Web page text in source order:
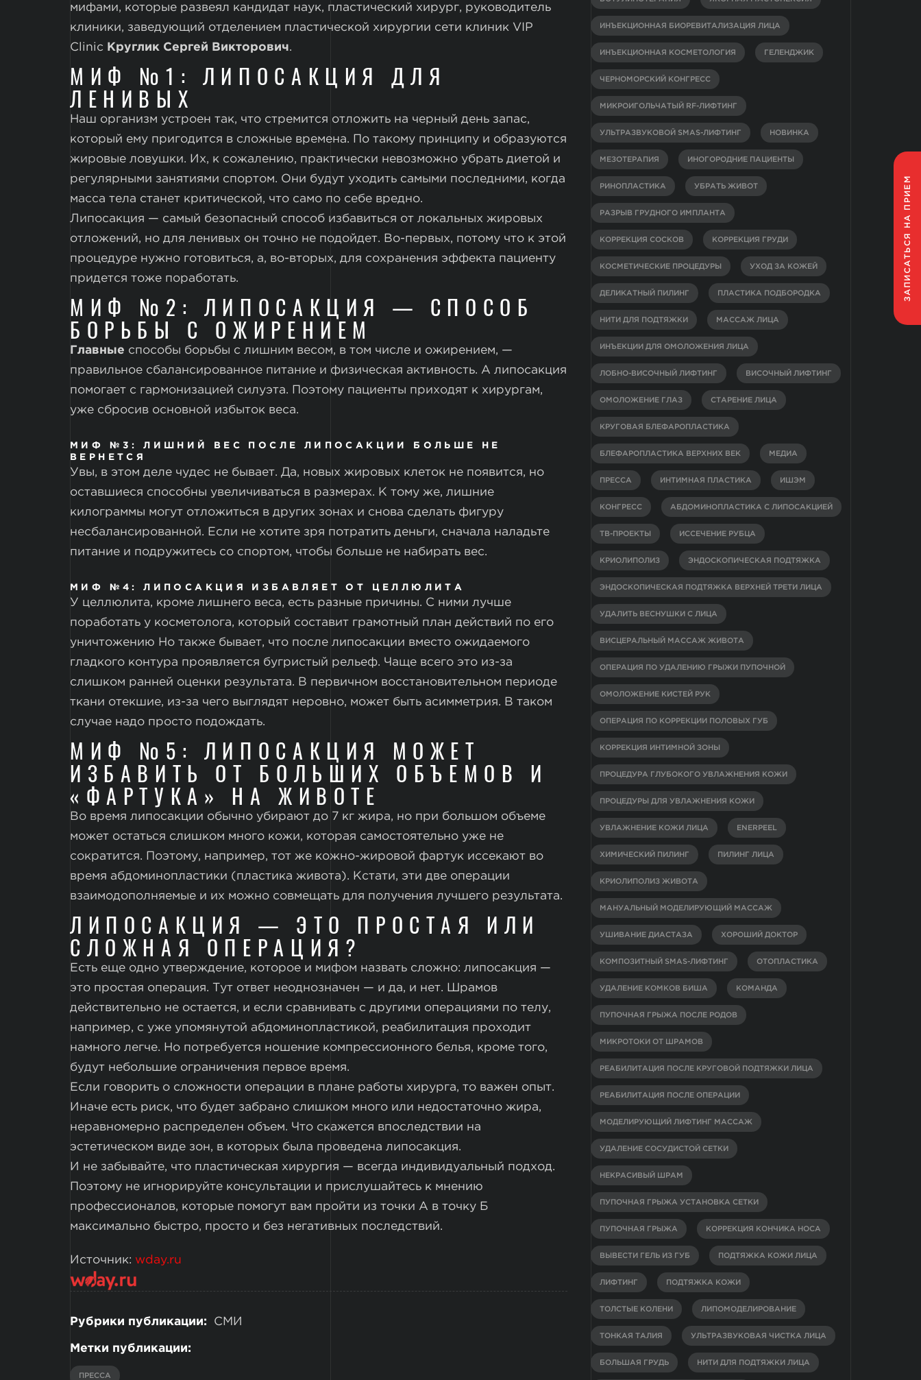
ЗАПИСАТЬСЯ
НА ПРИЕМ
мифами, которые развеял кандидат наук, пластический хирург, руководитель
клиники, заведующий отделением пластической хирургии сети клиник VIP
Clinic
Круглик Сергей Викторович.
МИФ №1: ЛИПОСАКЦИЯ ДЛЯ
ЛЕНИВЫХ
Наш организм устроен так, что стремится отложить на черный день запас,
который ему пригодится в сложные времена. По такому принципу и образуются
жировые ловушки. Их, к сожалению, практически невозможно убрать диетой и
регулярными занятиями спортом. Они будут уходить самыми последними, когда
масса тела станет критической, что само по себе вредно.
Липосакция — самый безопасный способ избавиться от локальных жировых
отложений, но для ленивых он точно не подойдет. Во-первых, потому что к этой
процедуре нужно готовиться, а, во-вторых, для сохранения эффекта пациенту
придется тоже поработать.
МИФ №2: ЛИПОСАКЦИЯ — СПОСОБ
БОРЬБЫ С ОЖИРЕНИЕМ
Главные способы борьбы с лишним весом, в том числе и ожирением, —
правильное сбалансированное питание и физическая активность. А липосакция
помогает с гармонизацией силуэта. Поэтому пациенты приходят к хирургам,
уже сбросив основной избыток веса.
МИФ №3: ЛИШНИЙ ВЕС ПОСЛЕ ЛИПОСАКЦИИ БОЛЬШЕ НЕ
ВЕРНЕТСЯ
Увы, в этом деле чудес не бывает. Да, новых жировых клеток не появится, но
оставшиеся способны увеличиваться в размерах. К тому же, лишние
килограммы могут отложиться в других зонах и снова сделать фигуру
несбалансированной. Если не хотите зря потратить деньги, сначала наладьте
питание и подружитесь со спортом, чтобы больше не набирать вес.
МИФ №4: ЛИПОСАКЦИЯ ИЗБАВЛЯЕТ ОТ ЦЕЛЛЮЛИТА
У целлюлита, кроме лишнего веса, есть разные причины. С ними лучше
поработать у косметолога, который составит грамотный план действий по его
уничтожению Но также бывает, что после липосакции вместо ожидаемого
гладкого контура проявляется бугристый рельеф. Чаще всего это из-за
слишком ранней оценки результата. В первичном восстановительном периоде
ткани отекшие, из-за чего выглядят неровно, может быть асимметрия. В таком
случае надо просто подождать.
МИФ №5: ЛИПОСАКЦИЯ МОЖЕТ
ИЗБАВИТЬ ОТ БОЛЬШИХ ОБЪЕМОВ И
«ФАРТУКА» НА ЖИВОТЕ
Во время липосакции обычно убирают до 7 кг жира, но при большом объеме
может остаться слишком много кожи, которая самостоятельно уже не
сократится. Поэтому, например, тот же кожно-жировой фартук иссекают во
время абдоминопластики (пластика живота). Кстати, эти две операции
взаимодополняемые и их можно совмещать для получения лучшего результата.
ЛИПОСАКЦИЯ — ЭТО ПРОСТАЯ ИЛИ
СЛОЖНАЯ ОПЕРАЦИЯ?
Есть еще одно утверждение, которое и мифом назвать сложно: липосакция —
это простая операция. Тут ответ неоднозначен — и да, и нет. Шрамов
действительно не остается, и если сравнивать с другими операциями по телу,
например, с уже упомянутой абдоминопластикой, реабилитация проходит
намного легче. Но потребуется ношение компрессионного белья, кроме того,
будут небольшие ограничения первое время.
Если говорить о сложности операции в плане работы хирурга, то важен опыт.
Иначе есть риск, что будет забрано слишком много или недостаточно жира,
неравномерно распределен объем. Что скажется впоследствии на
эстетическом виде зон, в которых была проведена липосакция.
И не забывайте, что пластическая хирургия — всегда индивидуальный подход.
Поэтому не игнорируйте консультации и прислушайтесь к мнению
профессионалов, которые помогут вам пройти из точки А в точку Б
максимально быстро, просто и без негативных последствий.
Источник: wday.ru
Рубрики публикации: СМИ
Метки публикации:
ПРЕССА
ИНЪЕКЦИОННАЯ БИОРЕВИТАЛИЗАЦИЯ ЛИЦА
ИНЪЕКЦИОННАЯ КОСМЕТОЛОГИЯ ГЕЛЕНДЖИК
ЧЕРНОМОРСКИЙ КОНГРЕСС
МИКРОИГОЛЬЧАТЫЙ RF-ЛИФТИНГ
УЛЬТРАЗВУКОВОЙ SMAS-ЛИФТИНГ НОВИНКА
МЕЗОТЕРАПИЯ ИНОГОРОДНИЕ ПАЦИЕНТЫ
РИНОПЛАСТИКА УБРАТЬ ЖИВОТ
РАЗРЫВ ГРУДНОГО ИМПЛАНТА
КОРРЕКЦИЯ СОСКОВ КОРРЕКЦИЯ ГРУДИ
КОСМЕТИЧЕСКИЕ ПРОЦЕДУРЫ УХОД ЗА КОЖЕЙ
ДЕЛИКАТНЫЙ ПИЛИНГ ПЛАСТИКА ПОДБОРОДКА
НИТИ ДЛЯ ПОДТЯЖКИ МАССАЖ ЛИЦА
ИНЪЕКЦИИ ДЛЯ ОМОЛОЖЕНИЯ ЛИЦА
ЛОБНО-ВИСОЧНЫЙ ЛИФТИНГ ВИСОЧНЫЙ ЛИФТИНГ
ОМОЛОЖЕНИЕ ГЛАЗ СТАРЕНИЕ ЛИЦА
КРУГОВАЯ БЛЕФАРОПЛАСТИКА
БЛЕФАРОПЛАСТИКА ВЕРХНИХ ВЕК МЕДИА
ПРЕССА ИНТИМНАЯ ПЛАСТИКА ИШЭМ
КОНГРЕСС АБДОМИНОПЛАСТИКА С ЛИПОСАКЦИЕЙ
ТВ-ПРОЕКТЫ ИССЕЧЕНИЕ РУБЦА
КРИОЛИПОЛИЗ ЭНДОСКОПИЧЕСКАЯ ПОДТЯЖКА
ЭНДОСКОПИЧЕСКАЯ ПОДТЯЖКА ВЕРХНЕЙ ТРЕТИ ЛИЦА
УДАЛИТЬ ВЕСНУШКИ С ЛИЦА
ВИСЦЕРАЛЬНЫЙ МАССАЖ ЖИВОТА
ОПЕРАЦИЯ ПО УДАЛЕНИЮ ГРЫЖИ ПУПОЧНОЙ
ОМОЛОЖЕНИЕ КИСТЕЙ РУК
ОПЕРАЦИЯ ПО КОРРЕКЦИИ ПОЛОВЫХ ГУБ
КОРРЕКЦИЯ ИНТИМНОЙ ЗОНЫ
ПРОЦЕДУРА ГЛУБОКОГО УВЛАЖНЕНИЯ КОЖИ
ПРОЦЕДУРЫ ДЛЯ УВЛАЖНЕНИЯ КОЖИ
УВЛАЖНЕНИЕ КОЖИ ЛИЦА ENERPEEL
ХИМИЧЕСКИЙ ПИЛИНГ ПИЛИНГ ЛИЦА
КРИОЛИПОЛИЗ ЖИВОТА
МАНУАЛЬНЫЙ МОДЕЛИРУЮЩИЙ МАССАЖ
УШИВАНИЕ ДИАСТАЗА ХОРОШИЙ ДОКТОР
КОМПОЗИТНЫЙ SMAS-ЛИФТИНГ ОТОПЛАСТИКА
УДАЛЕНИЕ КОМКОВ БИША КОМАНДА
ПУПОЧНАЯ ГРЫЖА ПОСЛЕ РОДОВ
МИКРОТОКИ ОТ ШРАМОВ
РЕАБИЛИТАЦИЯ ПОСЛЕ КРУГОВОЙ ПОДТЯЖКИ ЛИЦА
РЕАБИЛИТАЦИЯ ПОСЛЕ ОПЕРАЦИИ
МОДЕЛИРУЮЩИЙ ЛИФТИНГ МАССАЖ
УДАЛЕНИЕ СОСУДИСТОЙ СЕТКИ
НЕКРАСИВЫЙ ШРАМ
ПУПОЧНАЯ ГРЫЖА УСТАНОВКА СЕТКИ
ПУПОЧНАЯ ГРЫЖА КОРРЕКЦИЯ КОНЧИКА НОСА
ВЫВЕСТИ ГЕЛЬ ИЗ ГУБ ПОДТЯЖКА КОЖИ ЛИЦА
ЛИФТИНГ ПОДТЯЖКА КОЖИ
ТОЛСТЫЕ КОЛЕНИ ЛИПОМОДЕЛИРОВАНИЕ
ТОНКАЯ ТАЛИЯ УЛЬТРАЗВУКОВАЯ ЧИСТКА ЛИЦА
БОЛЬШАЯ ГРУДЬ НИТИ ДЛЯ ПОДТЯЖКИ ЛИЦА